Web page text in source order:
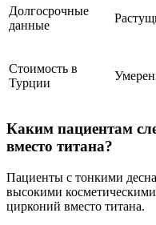
Долгосрочные
данные
Стоимость в
Турции
Каким пациентам
вместо титана?
Пациенты с тонкими
высокими
цирконий вместо титана.